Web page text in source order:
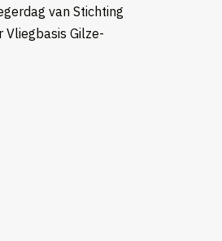
van Stichting
Vliegbasis Gilze-